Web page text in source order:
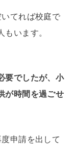
てれば校庭で
います。
要でしたが、小
が時間を過ごせ
申請を出して